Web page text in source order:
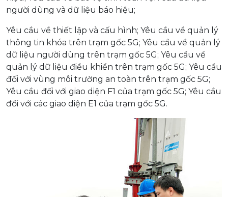
người dùng và dữ liệu báo hiệu;
Yêu cầu về thiết lập và cấu hình; Yêu cầu về quản lý
thông tin khóa trên trạm gốc 5G; Yêu cầu về quản lý
dữ liệu người dùng trên trạm gốc 5G; Yêu cầu về
quản lý dữ liệu điều khiển trên trạm gốc 5G; Yêu cầu
đối với vùng môi trường an toàn trên trạm gốc 5G;
Yêu cầu đối với giao diện F1 của trạm gốc 5G; Yêu cầu
đối với các giao diện E1 của trạm gốc 5G.